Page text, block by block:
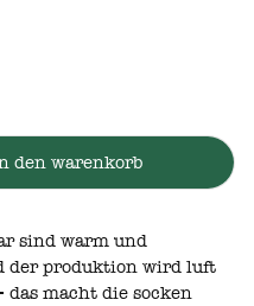
den warenkorb
sind warm und
der produktion wird luft
macht die socken